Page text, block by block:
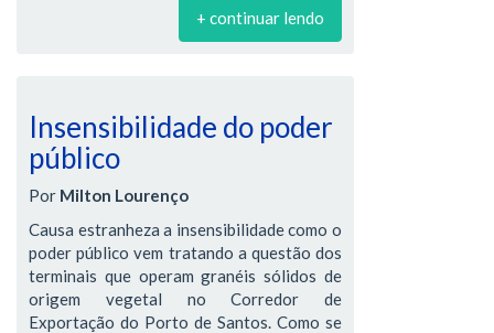
+ continuar lendo
Insensibilidade do poder
público
Por Milton Lourenço
Causa estranheza a insensibilidade como o
poder público vem tratando a questão dos
terminais que operam granéis sólidos de
origem vegetal no Corredor de
Exportação do Porto de Santos. Como se